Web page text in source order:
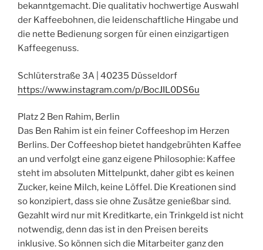
bekanntgemacht. Die qualitativ hochwertige Auswahl
der Kaffeebohnen, die leidenschaftliche Hingabe und
die nette Bedienung sorgen für einen einzigartigen
Kaffeegenuss.
Schlüterstraße 3A | 40235 Düsseldorf
https://www.instagram.com/p/BocJIL0DS6u
Platz 2 Ben Rahim, Berlin
Das Ben Rahim ist ein feiner Coffeeshop im Herzen
Berlins. Der Coffeeshop bietet handgebrühten Kaffee
an und verfolgt eine ganz eigene Philosophie: Kaffee
steht im absoluten Mittelpunkt, daher gibt es keinen
Zucker, keine Milch, keine Löffel. Die Kreationen sind
so konzipiert, dass sie ohne Zusätze genießbar sind.
Gezahlt wird nur mit Kreditkarte, ein Trinkgeld ist nicht
notwendig, denn das ist in den Preisen bereits
inklusive. So können sich die Mitarbeiter ganz den